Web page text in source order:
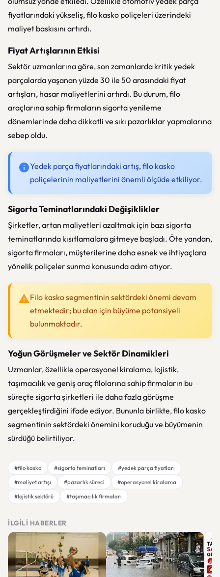
fiyatlarındaki yükseliş, filo kasko poliçeleri üzerindeki
maliyet baskısını artırdı.
Fiyat Artışlarının Etkisi
Sektör uzmanlarına göre, son zamanlarda kritik yedek
parçalarda yaşanan yüzde 30 ile 50 arasındaki fiyat
artışları, hasar maliyetlerini artırdı. Bu durum, filo
araçlarına sahip firmaların sigorta yenileme
dönemlerinde daha dikkatli ve sıkı pazarlıklar yapmalarına
sebep oldu.
Yedek parça fiyatlarındaki artış, filo kasko
poliçelerinin maliyetlerini önemli ölçüde etkiliyor.
Sigorta Teminatlarındaki Değişiklikler
Şirketler, artan maliyetleri azaltmak için bazı sigorta
teminatlarında kısıtlamalara gitmeye başladı. Öte yandan,
sigorta firmaları, müşterilerine daha esnek ve ihtiyaçlara
yönelik poliçeler sunma konusunda adım atıyor.
Filo kasko segmentinin sektördeki önemi devam
etmektedir; bu alan için büyüme potansiyeli
bulunmaktadır.
Yoğun Görüşmeler ve Sektör Dinamikleri
Uzmanlar, özellikle operasyonel kiralama, lojistik,
taşımacılık ve geniş araç filolarına sahip firmaların bu
süreçte sigorta şirketleri ile daha fazla görüşme
gerçekleştirdiğini ifade ediyor. Bununla birlikte, filo kasko
segmentinin sektördeki önemini koruduğu ve büyümenin
sürdüğü belirtiliyor.
#filo kasko #sigorta teminatları
#yedek parça fiyatları
#maliyet artışı
#pazarlık süreci
#operasyonel kiralama
#lojistik sektörü
#taşımacılık firmaları
İLGILI HABERLER